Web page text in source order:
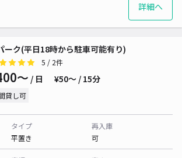
詳細へ
ーク(平日18時から駐車可能有り)
5 / 2件
〜 / 日 ¥50〜 / 15分
貸し可
タイプ
平置き
再入庫
可